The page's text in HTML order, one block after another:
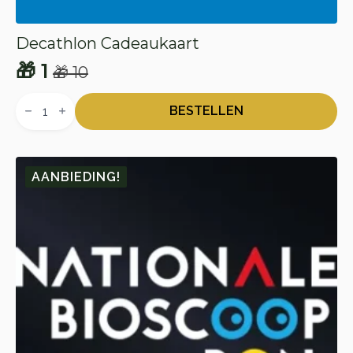
Decathlon Cadeaukaart
🎁10
Oorspronkelijke
prijs
🎁 10.
🎁 1
Huidige
prijs
🎁 1.
Cadeaukaart
BESTELLEN
AANBIEDING!